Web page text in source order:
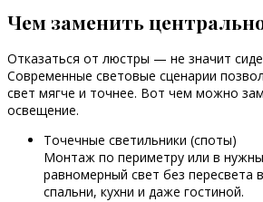
Чем заменить
Отказаться от люстры — не значит
Современные световые сценарии
свет мягче и точнее. Вот чем можно
освещение.
Точечные светильники (споты)
Монтаж по периметру или в
равномерный свет без пересвета
спальни, кухни и даже гостиной.